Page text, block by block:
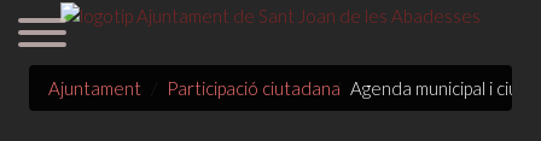
Ajuntament Participació ciutadana Agenda municipal i